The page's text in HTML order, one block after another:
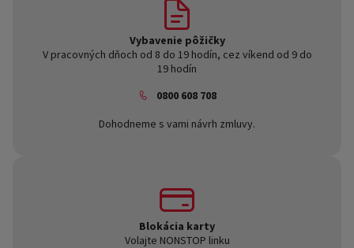
Vybavenie pôžičky
V pracovných dňoch od 8 do 19 hodín, cez víkend od 9 do
19 hodín
0800 608 708
Dohodneme s vami návrh zmluvy.
Blokácia karty
Volajte NONSTOP linku